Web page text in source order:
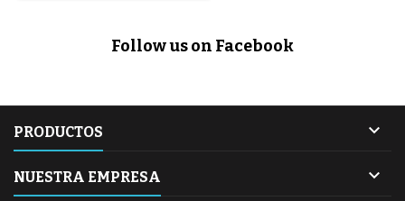
Follow us on Facebook
PRODUCTOS 
NUESTRA EMPRESA 